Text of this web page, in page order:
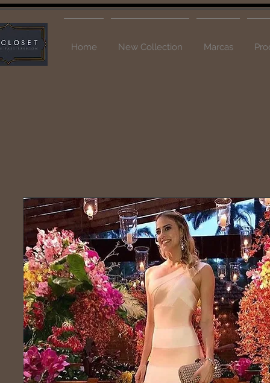
Home New Collection Marcas